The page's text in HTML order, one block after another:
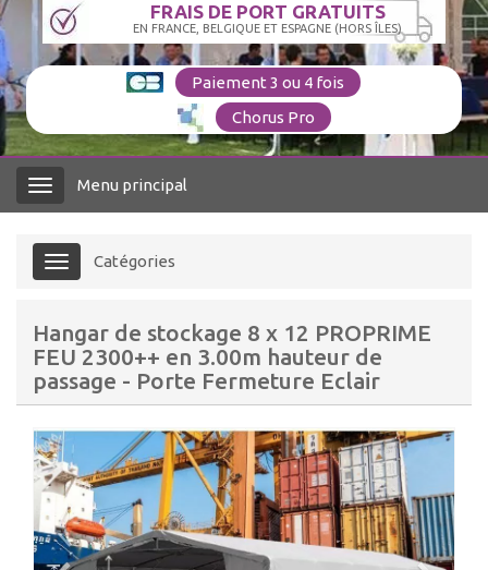
FRAIS DE PORT GRATUITS
EN FRANCE, BELGIQUE ET ESPAGNE (HORS ÎLES)
Paiement 3 ou 4 fois
Chorus Pro
Menu Menu principal
Menu Catégories
Hangar de stockage 8 x 12 PROPRIME
FEU 2300++ en 3.00m hauteur de
passage - Porte Fermeture Eclair